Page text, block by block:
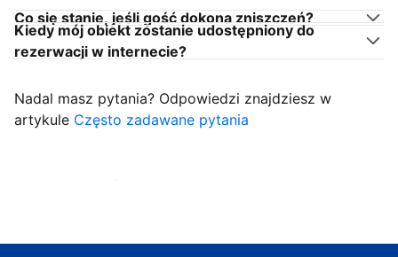
Co się stanie, jeśli gość dokona zniszczeń?
Kiedy mój obiekt zostanie udostępniony do
rezerwacji w internecie?
Nadal masz pytania? Odpowiedzi znajdziesz w
artykule Często zadawane pytania
Zacznij przyjmować gości